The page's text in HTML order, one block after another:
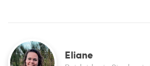
Eliane